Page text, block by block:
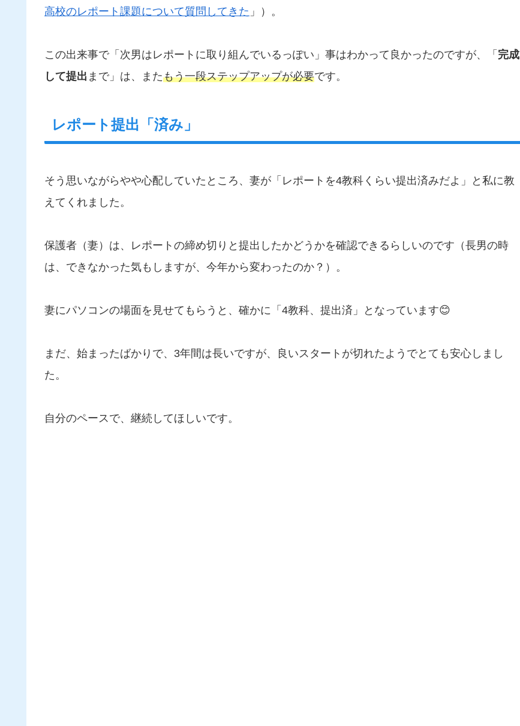
高校のレポート課題について質問してきた 」）。
この出来事で「次男はレポートに取り組んでいるっぽい」事はわかって良かったのですが、「 完成
して提出 まで」は、またもう一段ステップアップが必要です。
レポート提出「済み」
そう思いながらやや心配していたところ、妻が「レポートを4教科くらい提出済みだよ」と私に教
えてくれました。
保護者（妻）は、レポートの締め切りと提出したかどうかを確認できるらしいのです（長男の時
は、できなかった気もしますが、今年から変わったのか？）。
妻にパソコンの場面を見せてもらうと、確かに「4教科、提出済」となっています😊
まだ、始まったばかりで、3年間は長いですが、良いスタートが切れたようでとても安心しまし
た。
自分のペースで、継続してほしいです。